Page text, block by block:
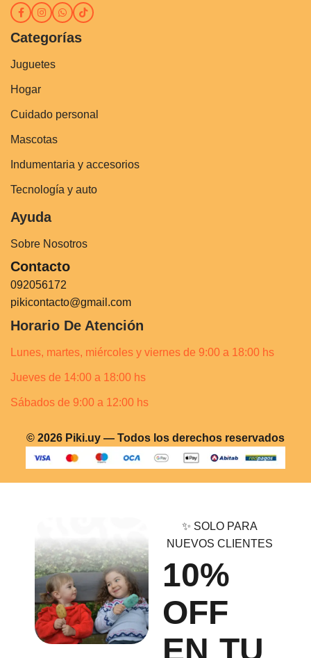
Categorías
Juguetes
Hogar
Cuidado personal
Mascotas
Indumentaria y accesorios
Tecnología y auto
Ayuda
Sobre Nosotros
Contacto
092056172
pikicontacto@gmail.com
Horario De Atención
Lunes, martes, miércoles y viernes de 9:00 a 18:00 hs
Jueves de 14:00 a 18:00 hs
Sábados de 9:00 a 12:00 hs
© 2026 Piki.uy — Todos los derechos reservados
✨ SOLO PARA
NUEVOS CLIENTES
10%
OFF
EN TU